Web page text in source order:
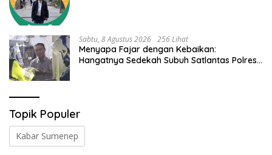
Sabtu, 8 Agustus 2026 256 Lihat
Menyapa Fajar dengan Kebaikan:
Hangatnya Sedekah Subuh Satlantas Polres
Topik Populer
Kabar Sumenep